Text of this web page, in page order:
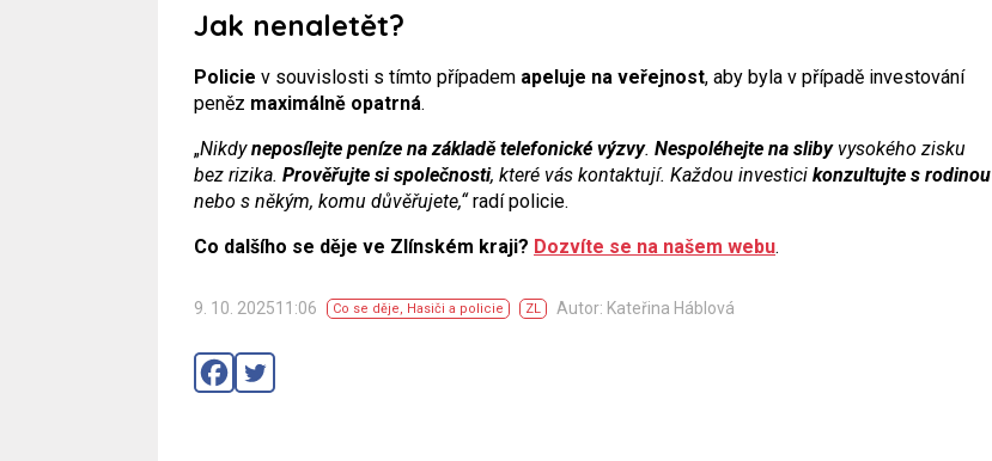
Jak nenaletět?
Policie v souvislosti s tímto případem apeluje na veřejnost, aby byla v případě investování
peněz maximálně opatrná.
„Nikdyneposílejte peníze na základě telefonické výzvy. Nespoléhejte na slibyvysokého zisku
bez rizika. Prověřujte si společnosti, které vás kontaktují. Každou investici konzultujte s rodinou
nebo s někým, komu důvěřujete,“radí policie.
Co dalšího se děje ve Zlínském kraji? Dozvíte se na našem webu.
9. 10. 202511:06 Co se děje, Hasiči a policie ZL Autor: Kateřina Háblová